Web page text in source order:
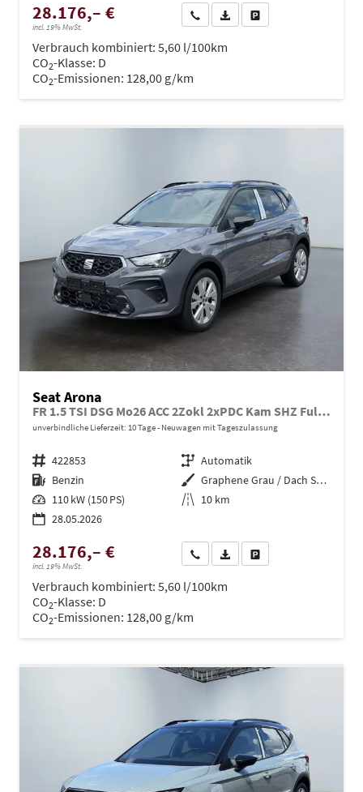
28.176,– €
incl. 19% MwSt.
Wir rufen Sie anPDF-Datei, Fahrzeugexposé
Verbrauch kombiniert: 5,60 l/100km
CO2-Klasse: D
CO2-Emissionen: 128,00 g/km
Seat Arona
FR 1.5 TSI DSG Mo26 ACC 2Zokl 2xPDC Kam SHZ Full Link
unverbindliche Lieferzeit: 10 Tage Neuwagen mit Tageszulassung
Fahrzeugnr. 422853 Getriebe Automatik
Kraftstoff Benzin Außenfarbe
Graphene Grau / Dach Schwarz
Leistung 110 kW (150 PS) Kilometerstand 10 km
28.05.2026
28.176,– €
incl. 19% MwSt.
Wir rufen Sie anPDF-Datei, Fahrzeugexposé
Verbrauch kombiniert: 5,60 l/100km
CO2-Klasse: D
CO2-Emissionen: 128,00 g/km